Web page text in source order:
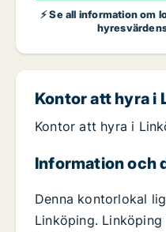
⚡ Se all information om
Kontor att hyra i
Kontor att hyra i
Information och
Denna kontorlokal
Linköping.